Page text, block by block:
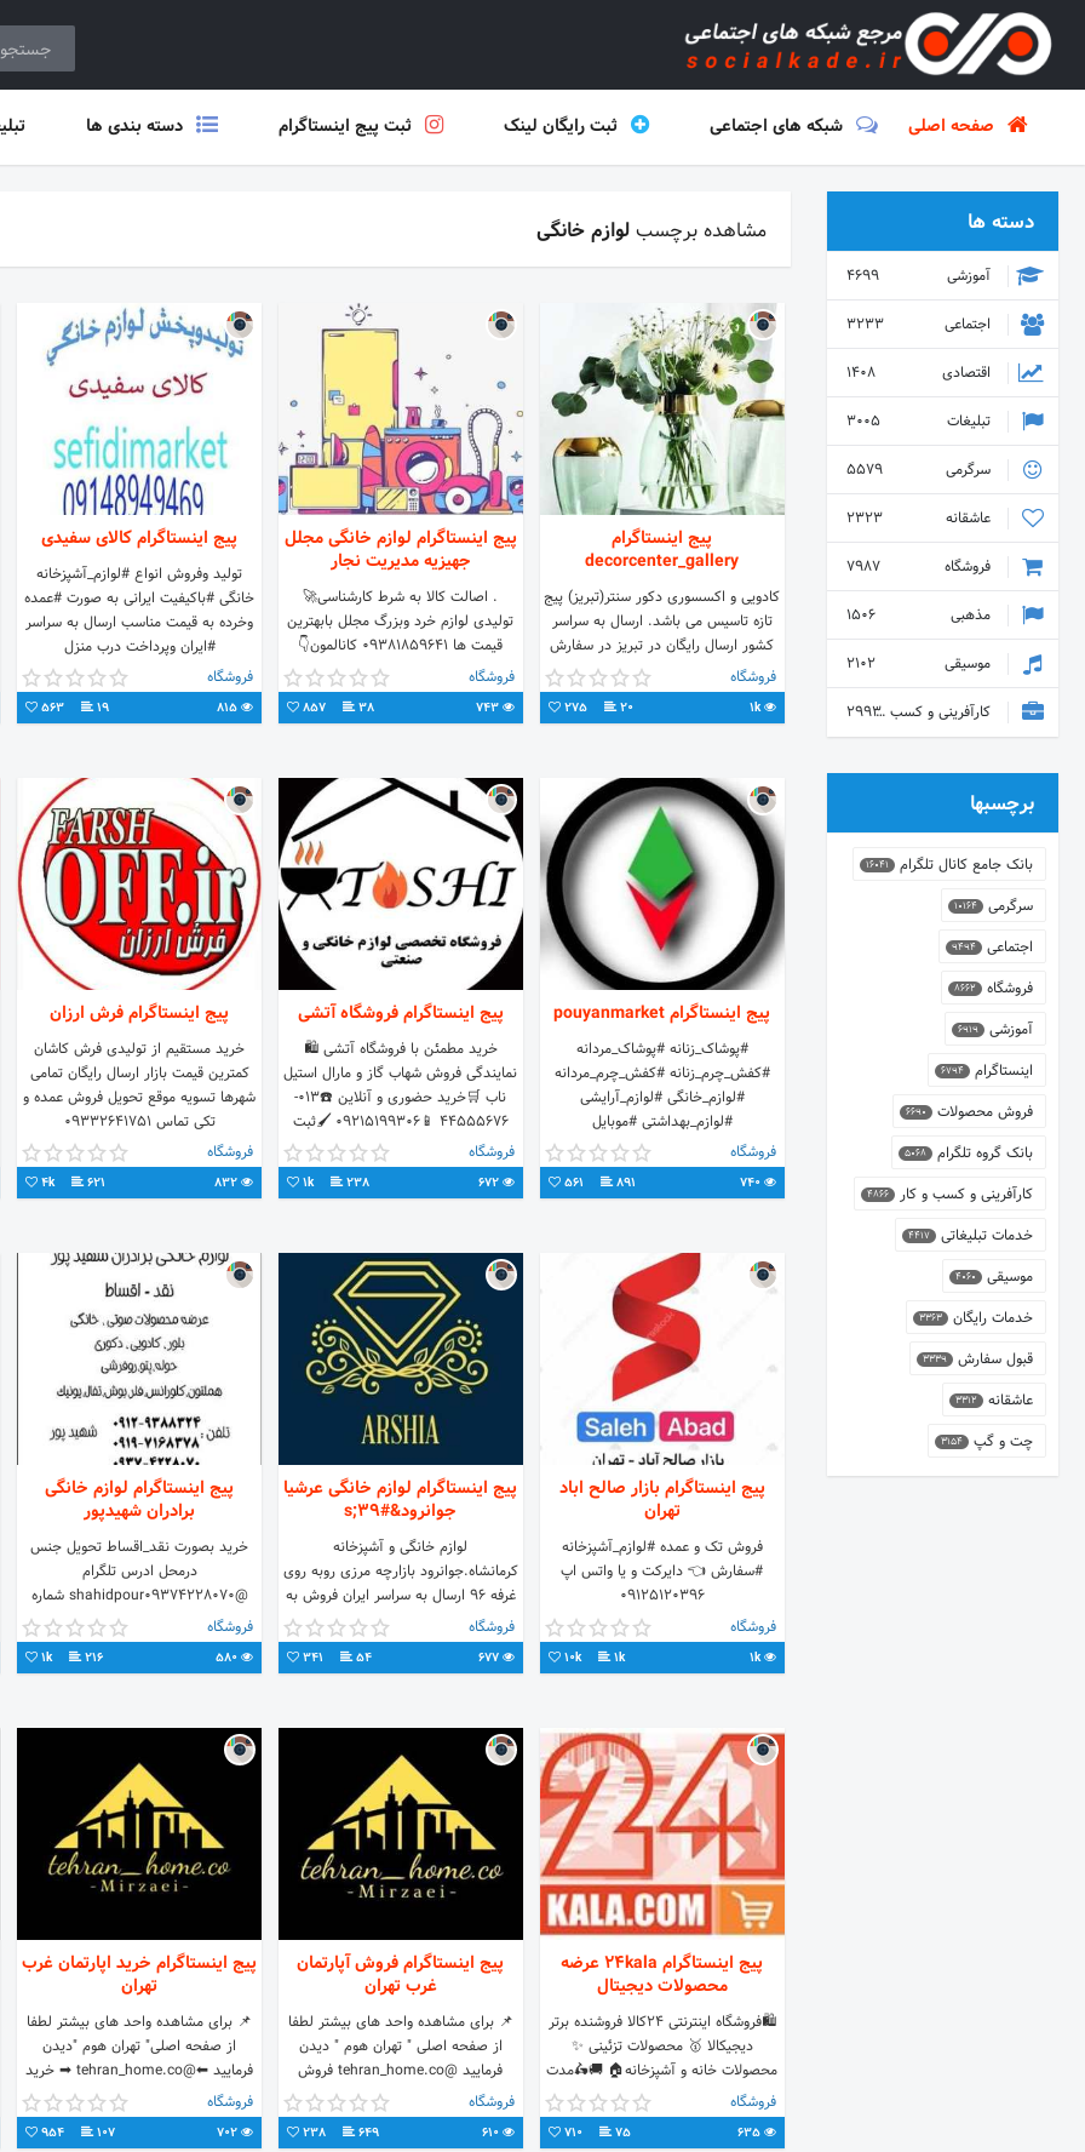
صفحه اصلی شبکه های اجتماعی ثبت رایگان لینک ثبت پیج اینستاگرام دسته بندی ها
مشاهده برچسب لوازم خانگی
پیج اینستاگرام
decorcenter_gallery
کادویی و اکسسوری دکور سنتر(تبریز) پیج
تازه تاسیس می باشد. ارسال به سراسر
کشور ارسال رایگان در تبریز در سفارش
های بالای ۱۵۰ هزار تومانفروشگاه
1k
20
275
پیج اینستاگرام لوازم خانگی مجلل
جهیزیه مدیریت نجار
. اصالت کالا به شرط کارشناسی🚀
تولیدی لوازم خرد وبزرگ مجلل بابهترین
قیمت ها 09381859641 کانالمون👇
فروشگاه
743
38
857
پیج اینستاگرام کالای سفیدی
تولید وفروش انواع #لوازم_آشپزخانه
خانگی #باکیفیت ایرانی به صورت #عمده
وخرده به قیمت مناسب ارسال به سراسر
#ایران وپرداخت درب منزل
۰۹۱۴۸۹۴۹۴۶۹
فروشگاه
815
19
563
پیج اینستاگرام pouyanmarket
#پوشاک_زنانه #پوشاک_مردانه
#کفش_چرم_زنانه #کفش_چرم_مردانه
#لوازم_خانگی #لوازم_آرایشی
#لوازم_بهداشتی #موبایل
#لوازم_جانبی_موبایل
#محصولات_برندهای_محبوب
فروشگاه
740
891
561
پیج اینستاگرام فروشگاه آتشی
خرید مطمئن با فروشگاه آتشی 🛍️
نمایندگی فروش شهاب گاز و مارال استیل
ناب 🛒خرید حضوری و آنلاین ☎️013-
44555676 📱09215199306 🖌️ثبت
سفارش در واتس اپ و دایرکتفروشگاه
672
238
1k
پیج اینستاگرام فرش ارزان
خرید مستقیم از تولیدی فرش کاشان
کمترین قیمت بازار ارسال رایگان تمامی
شهرها تسویه موقع تحویل فروش عمده و
تکی تماس ۰۹۳۳۲۶۴۱۷۵۱
۰۹۱۳۳۶۳۱۷۵۱ ۰۳۱۵۵۳۴۹۱۵۸فروشگاه
832
621
4k
پیج اینستاگرام بازار صالح اباد
تهران
فروش تک و عمده #لوازم_آشپزخانه
#سفارش 👈 دایرکت و یا واتس اپ
09125120396
فروشگاه
1k
1k
10k
پیج اینستاگرام لوازم خانگی عرشیا
جوانرود&#39;s
لوازم خانگی و آشپزخانه
کرمانشاه.جوانرود بازارچه مرزی روبه روی
غرفه ۹۶ ارسال به سراسر ایران فروش به
صورت عمده و تک با مدیریت خلخال
فروشگاه
677
54
341
پیج اینستاگرام لوازم خانگی
برادران شهیدپور
خرید بصورت نقد_اقساط تحویل جنس
درمحل ادرس تلگرام
@shahidpour09374228070 شماره
های تماس 0937 4228070 ناصر 0919
7168378 0912 9388324 0919
5599309
فروشگاه
580
216
1k
پیج اینستاگرام 24kala عرضه
محصولات دیجیتال
🛍فروشگاه اینترنتی ۲۴کالا فروشنده برتر
دیجیکالا 🥇 محصولات تزئینی ✨
محصولات خانه و آشپزخانه🏠 🚚🛵مدت
تحويل مرسوله:تهران کمتراز24ساعت/
شهرستان 2-3روزكارى
فروشگاه
635
75
710
پیج اینستاگرام فروش آپارتمان
غرب تهران
📌 برای مشاهده واحد های بیشتر لطفا
از صفحه اصلی " تهران هوم " دیدن
فرمایید @tehran_home.co فروش
آپارتمان غرب تهران
#فروش_آپارتمان_غرب_تهران
فروشگاه
610
649
238
پیج اینستاگرام خرید اپارتمان غرب
تهران
📌 برای مشاهده واحد های بیشتر لطفا
از صفحه اصلی" تهران هوم "دیدن
فرمایید ⬅@tehran_home.co ➡‌ خرید
و فروش اپارتمان در غرب تهران
#خرید_اپارتمان_غرب_تهران
فروشگاه
702
107
954
دسته ها
آموزشی
4699
اجتماعی
3233
اقتصادی
1408
تبلیغات
3005
سرگرمی
5579
عاشقانه
2323
فروشگاه
7987
مذهبی
1506
موسیقی
2102
کارآفرینی و کسب و کار 2993
برچسبها
بانک جامع کانال تلگرام 16041
سرگرمی 10164
اجتماعی 9494
فروشگاه 8662
آموزشی 6919
اینستاگرام 6794
فروش محصولات 6690
بانک گروه تلگرام 5068
کارآفرینی و کسب و کار 4866
خدمات تبلیغاتی 4417
موسیقی 4060
خدمات رایگان 3363
قبول سفارش 3339
عاشقانه 3312
چت و گپ 3154